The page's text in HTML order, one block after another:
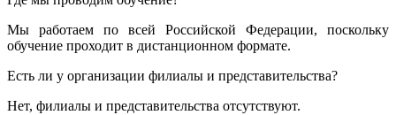
Мы работаем по всей Российской Федерации, поскольку
обучение проходит в дистанционном формате.
Есть ли у организации филиалы и представительства?
Нет, филиалы и представительства отсутствуют.